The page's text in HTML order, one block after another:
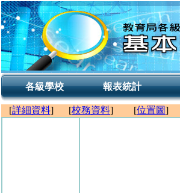
各級學校 報表統計
[詳細資料] [校務資料] [位置圖]